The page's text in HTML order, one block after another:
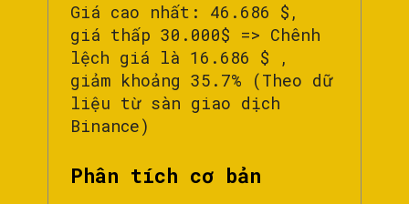
Giá cao nhất: 46.686 $,
giá thấp 30.000$ => Chênh
lệch giá là 16.686 $ ,
giảm khoảng 35.7% (Theo dữ
liệu từ sàn giao dịch
Binance)
Phân tích cơ bản